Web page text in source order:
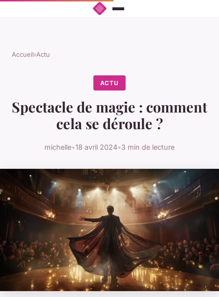
Accueil›Actu
ACTU
Spectacle de magie : comment
cela se déroule ?
michelle•18 avril 2024•3 min de lecture